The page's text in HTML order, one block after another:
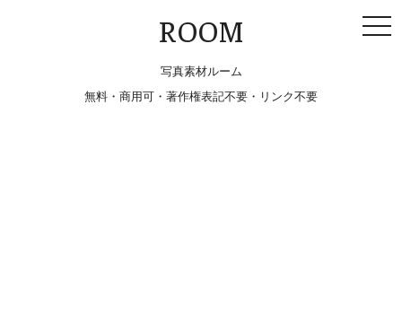
ROOM
写真素材ルーム
無料・商用可・著作権表記不要・リンク不要